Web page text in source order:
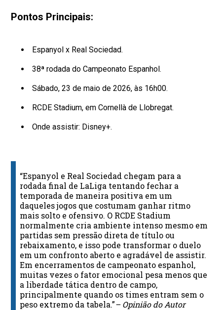
Pontos Principais:
Espanyol x Real Sociedad.
38ª rodada do Campeonato Espanhol.
Sábado, 23 de maio de 2026, às 16h00.
RCDE Stadium, em Cornellà de Llobregat.
Onde assistir: Disney+.
“Espanyol e Real Sociedad chegam para a
rodada final de LaLiga tentando fechar a
temporada de maneira positiva em um
daqueles jogos que costumam ganhar ritmo
mais solto e ofensivo. O RCDE Stadium
normalmente cria ambiente intenso mesmo em
partidas sem pressão direta de título ou
rebaixamento, e isso pode transformar o duelo
em um confronto aberto e agradável de assistir.
Em encerramentos de campeonato espanhol,
muitas vezes o fator emocional pesa menos que
a liberdade tática dentro de campo,
principalmente quando os times entram sem o
peso extremo da tabela.”– Opinião do Autor